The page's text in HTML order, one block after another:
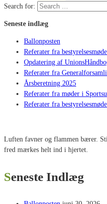
Search for:
Seneste indlæg
Ballonposten
Referater fra
Opdatering af
Referater fra
Årsberetning 2025
Referater fra møder i
Referater fra
Luften favner og flammen bærer.
fred mærkes helt ind i hjertet.
Seneste Indlæg